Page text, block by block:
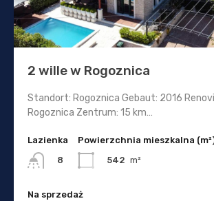
2 wille w Rogoznica
Standort: Rogoznica Gebaut: 2016
Rogoznica Zentrum: 15 km…
Lazienka
8
Powierzchnia mieszkalna
542 m²
Na sprzedaż